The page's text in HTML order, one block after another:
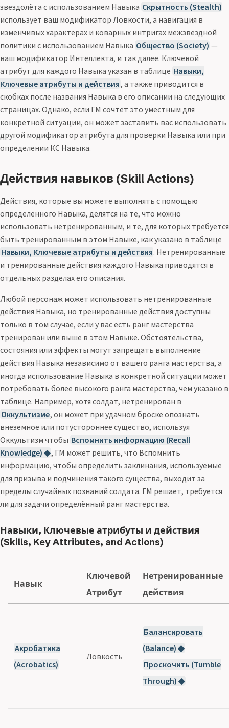
звездолёта с использованием Навыка Скрытность (Stealth)
использует ваш модификатор Ловкости, а навигация в
изменчивых характерах и коварных интригах межзвёздной
политики с использованием Навыка Общество (Society) —
ваш модификатор Интеллекта, и так далее. Ключевой
атрибут для каждого Навыка указан в таблице Навыки,
Ключевые атрибуты и действия, а также приводится в
скобках после названия Навыка в его описании на следующих
страницах. Однако, если ГМ сочтёт это уместным для
конкретной ситуации, он может заставить вас использовать
другой модификатор атрибута для проверки Навыка или при
определении КС Навыка.
Действия навыков (Skill Actions)
Действия, которые вы можете выполнять с помощью
определённого Навыка, делятся на те, что можно
использовать нетренированным, и те, для которых требуется
быть тренированным в этом Навыке, как указано в таблице
Навыки, Ключевые атрибуты и действия. Нетренированные
и тренированные действия каждого Навыка приводятся в
отдельных разделах его описания.
Любой персонаж может использовать нетренированные
действия Навыка, но тренированные действия доступны
только в том случае, если у вас есть ранг мастерства
тренирован или выше в этом Навыке. Обстоятельства,
состояния или эффекты могут запрещать выполнение
действия Навыка независимо от вашего ранга мастерства, а
иногда использование Навыка в конкретной ситуации может
потребовать более высокого ранга мастерства, чем указано в
таблице. Например, хотя солдат, нетренирован в
Оккультизме, он может при удачном броске опознать
внеземное или потустороннее существо, используя
Оккультизм чтобы Вспомнить информацию (Recall
Knowledge) ◆, ГМ может решить, что Вспомнить
информацию, чтобы определить заклинания, используемые
для призыва и подчинения такого существа, выходит за
пределы случайных познаний солдата. ГМ решает, требуется
ли для задачи определённый ранг мастерства.
Навыки, Ключевые атрибуты и действия
(Skills, Key Attributes, and Actions)
Навык
Ключевой
Атрибут
Нетренированные
действия
Акробатика
(Acrobatics)
Ловкость
Балансировать
(Balance) ◆
Проскочить (Tumble
Through) ◆